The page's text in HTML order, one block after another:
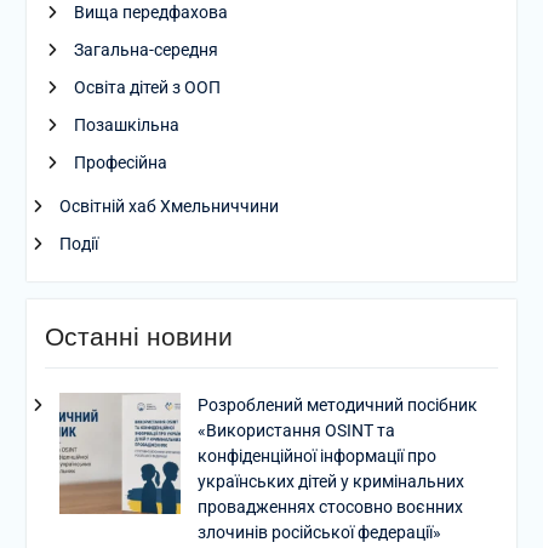
Вища передфахова
Загальна-середня
Освіта дітей з ООП
Позашкільна
Професійна
Освітній хаб Хмельниччини
Події
Останні новини
Розроблений методичний посібник
«Використання OSINT та
конфіденційної інформації про
українських дітей у кримінальних
провадженнях стосовно воєнних
злочинів російської федерації»